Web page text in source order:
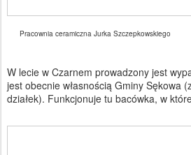
Pracownia ceramiczna Jurka Szczepkowskiego
W lecie w Czarnem prowadzony jest
jest obecnie własnością Gminy Sękowa
działek). Funkcjonuje tu bacówka, w